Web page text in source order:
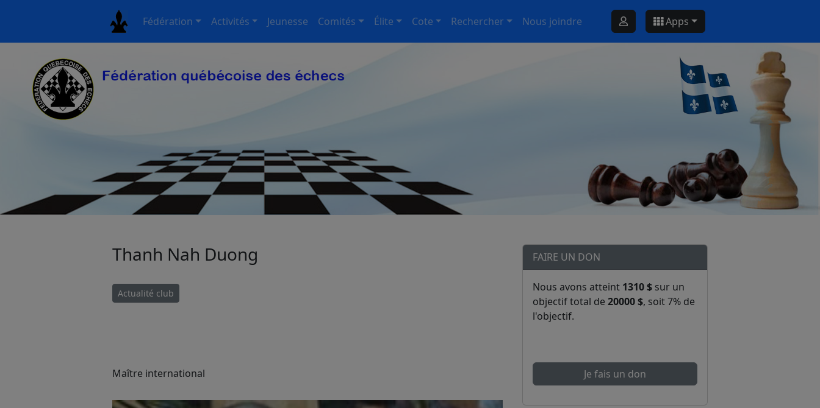
Fédération Activités Jeunesse Comités Élite Cote Rechercher Nous joindre Apps
Thanh Nah Duong
Actualité club
Maître international
FAIRE UN DON
Nous avons atteint 1310 $ sur un
objectif total de 20000 $, soit 7% de
l'objectif.
Je fais un don